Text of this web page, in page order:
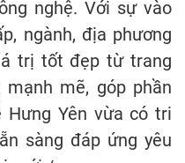
nghệ. Với sự vào
ngành, địa phương
trị tốt đẹp từ trang
mẽ, góp phần
Yên vừa có tri
sàng đáp ứng yêu